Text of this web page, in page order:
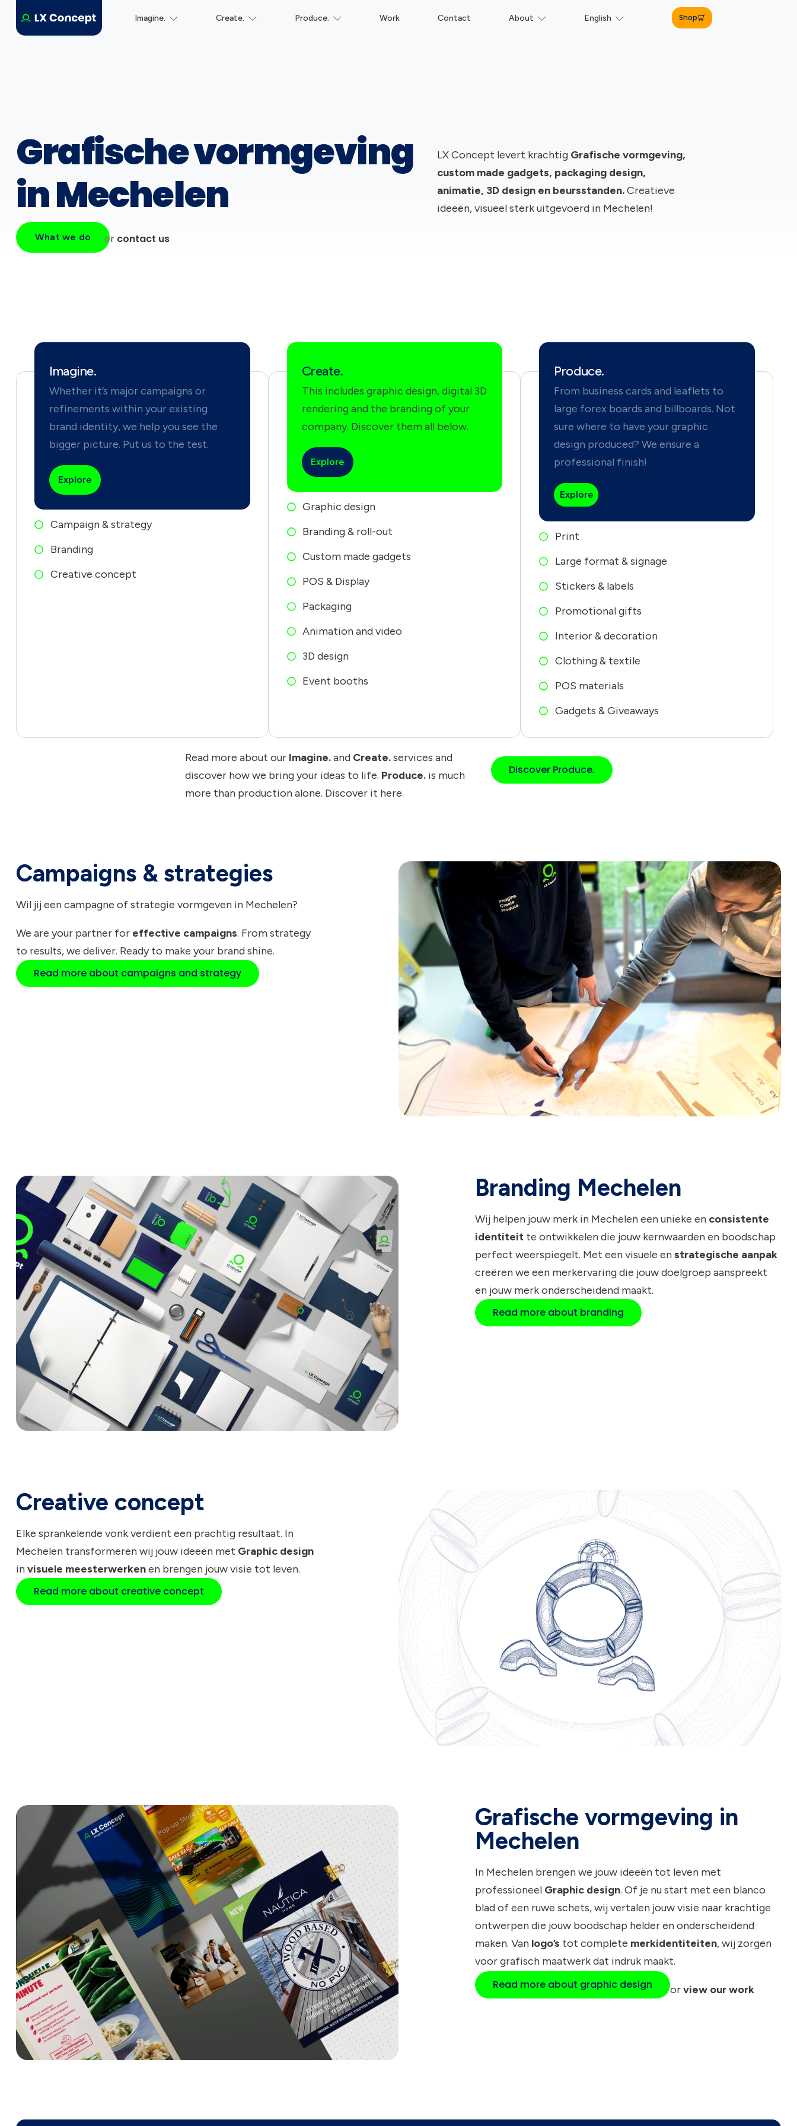
Shop
Imagine. Create. Produce. Work Contact About English
Grafische vormgeving
in Mechelen
LX Concept levert krachtig Grafische vormgeving,
custom made gadgets, packaging design,
animatie, 3D design en beursstanden.Creatieve
ideeën, visueel sterk uitgevoerd in Mechelen!
What we do or contact us
Imagine.
Whether it’s major campaigns or
refinements within your existing
brand identity, we help you see the
bigger picture. Put us to the test.
Explore
Campaign & strategy
Branding
Creative concept
Create.
This includes graphic design, digital 3D
rendering and the branding of your
company. Discover them all below.
Explore
Graphic design
Branding & roll-out
Custom made gadgets
POS & Display
Packaging
Animation and video
3D design
Event booths
Produce.
From business cards and leaflets to
large forex boards and billboards. Not
sure where to have your graphic
design produced? We ensure a
professional finish!
Explore
Print
Large format & signage
Stickers & labels
Promotional gifts
Interior & decoration
Clothing & textile
POS materials
Gadgets & Giveaways
Read more about our Imagine.and Create.services and
discover how we bring your ideas to life. Produce.is much
more than production alone. Discover it here.
Discover Produce.
Campaigns & strategies
Wil jij een campagne of strategie vormgeven in Mechelen?
We are your partner for effective campaigns. From strategy
to results, we deliver. Ready to make your brand shine.
Read more about campaigns and strategy
Branding Mechelen
Wij helpen jouw merk in Mechelen een unieke en consistente
identiteit te ontwikkelen die jouw kernwaarden en boodschap
perfect weerspiegelt. Met een visuele enstrategische aanpak
creëren we een merkervaring die jouw doelgroep aanspreekt
en jouw merk onderscheidend maakt.
Read more about branding
Creative concept
Elke sprankelende vonk verdient een prachtig resultaat. In
Mechelen transformeren wij jouw ideeën met Graphic design
invisuele meesterwerkenen brengen jouw visie tot leven.
Read more about creative concept
Grafische vormgeving in
Mechelen
In Mechelen brengen we jouw ideeën tot leven met
professioneel Graphic design. Of je nu start met een blanco
blad of een ruwe schets, wij vertalen jouw visie naar krachtige
ontwerpen die jouw boodschap helder en onderscheidend
maken. Van logo’s tot complete merkidentiteiten, wij zorgen
voor grafisch maatwerk dat indruk maakt.
Read more about graphic design orview our work